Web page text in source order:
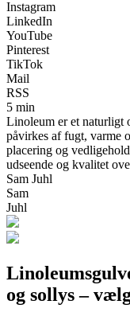
Instagram
LinkedIn
YouTube
Pinterest
TikTok
Mail
RSS
5 min
Linoleum er et naturligt
påvirkes af fugt, varme
placering og
udseende og kvalitet
Sam Juhl
Sam
Juhl
og sollys –